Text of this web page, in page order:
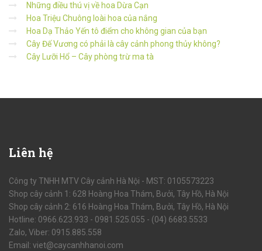
Những điều thú vị về hoa Dừa Cạn
Hoa Triệu Chuông loài hoa của nắng
Hoa Dạ Thảo Yến tô điểm cho không gian của bạn
Cây Đế Vương có phải là cây cảnh phong thủy không?
Cây Lưỡi Hổ – Cây phòng trừ ma tà
Liên hệ
Công ty TNHH MTV Cây cảnh Hà Nội - MST: 0105573223
Shop cây cảnh 1: 628 Hoàng Hoa Thám, Bưởi, Tây Hồ, Hà Nội
Shop cây cảnh 2: 616 Hoàng Hoa Thám, Bưởi, Tây Hồ, Hà Nội
Hotline: 0966.623.933 - 0981.525.055 - (04) 6683.5533
Zalo, Viber: 0915.885.558
Email: viet@caycanhhanoi.com